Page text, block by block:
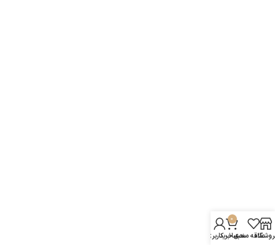
علاقه مندی
0
سبد خرید
حساب کاربری من